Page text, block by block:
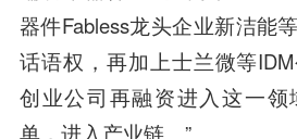
器件Fabless龙头企业新洁能
话语权，再加上士兰微等
创业公司再融资进入这一
单，进入产业链。”